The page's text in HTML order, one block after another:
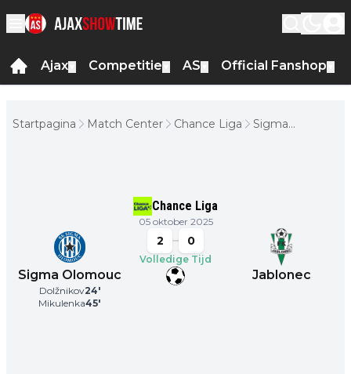
Ajax Competitie AS Official Fanshop
Startpagina Match Center Chance Liga
Sigma
Chance Liga
05 oktober 2025
Sigma Olomouc
Dolžnikov24'
Mikulenka45'
2 0
Volledige Tijd
Jablonec